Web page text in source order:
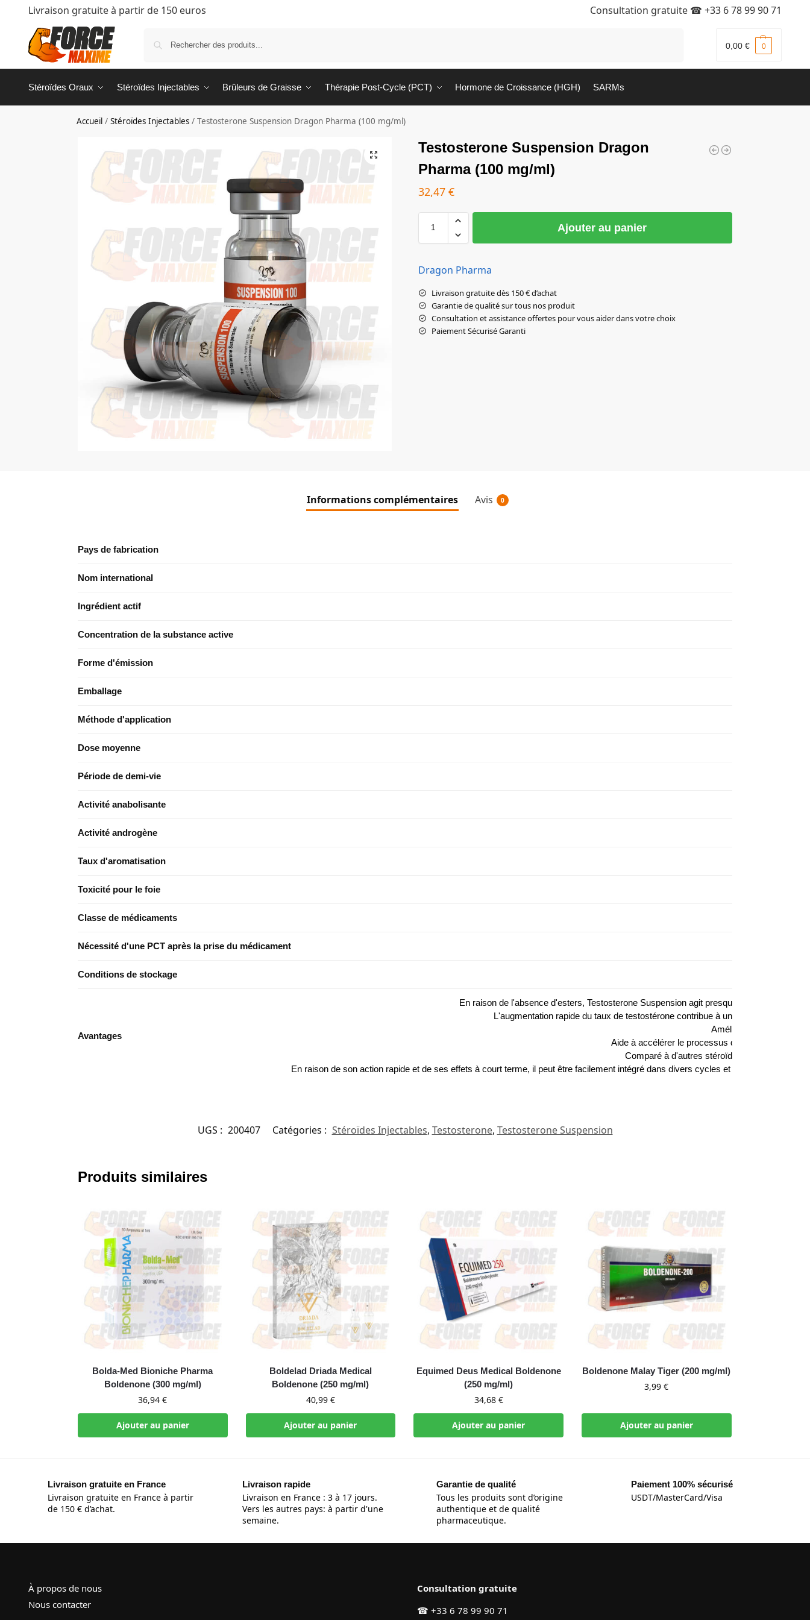
Livraison gratuite à partir de 150 euros Consultation gratuite ☎ +33 6 78 99 90 71
0,00 € 0
Stéroïdes Oraux Stéroïdes Injectables Brûleurs de Graisse Thérapie Post-Cycle (PCT) Hormone de Croissance (HGH) SARMs
Accueil /Stéroïdes Injectables /Testosterone Suspension Dragon Pharma (100 mg/ml)
Testosterone Suspension Dragon
Pharma (100 mg/ml)
32,47 €
Ajouter au panier
Dragon Pharma
Livraison gratuite dès 150 € d’achat
Garantie de qualité sur tous nos produit
Consultation et assistance offertes pour vous aider dans votre choix
Paiement Sécurisé Garanti
Informations complémentaires Avis 0
Pays de fabrication
Nom international
Ingrédient actif
Concentration de la substance active
Forme d'émission
Emballage
Méthode d'application
Dose moyenne
Période de demi-vie
Activité anabolisante
Activité androgène
Taux d'aromatisation
Toxicité pour le foie
Classe de médicaments
Nécessité d'une PCT après la prise du médicament
Conditions de stockage
Avantages
En raison de l'absence d'esters, Testosterone Suspension agit presque immédiatement
L'augmentation rapide du taux de testostérone contribue à une augmentation
Améliore la force
Aide à accélérer le processus de récupération
Comparé à d'autres stéroïdes, il a moins
En raison de son action rapide et de ses effets à court terme, il peut être facilement intégré dans divers cycles et programmes de
UGS : 200407 Catégories : Stéroïdes Injectables, Testosterone, Testosterone Suspension
Produits similaires
Bolda-Med Bioniche Pharma
Boldenone (300 mg/ml)
36,94€
Ajouter au panier
Boldelad Driada Medical
Boldenone (250 mg/ml)
40,99 €
Ajouter au panier
Equimed Deus Medical Boldenone
(250 mg/ml)
34,68 €
Ajouter au panier
Boldenone Malay Tiger (200 mg/ml)
3,99€
Ajouter au panier
Livraison gratuite en France
Livraison gratuite en France à partir
de 150 € d’achat.
Livraison rapide
Livraison en France : 3 à 17 jours.
Vers les autres pays: à partir d'une
semaine.
Garantie de qualité
Tous les produits sont d’origine
authentique et de qualité
pharmaceutique.
Paiement 100% sécurisé
USDT/MasterCard/Visa
À propos de nous
Nous contacter
Consultation gratuite
☎ +33 6 78 99 90 71